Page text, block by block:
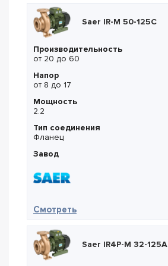
Saer IR-M 50-125C
Производительность
от 20 до 60
Напор
от 8 до 17
Мощность
2.2
Тип соединения
Фланец
Завод
Смотреть— Saer IR-M 50-125C
Saer IR4P-M 32-125A